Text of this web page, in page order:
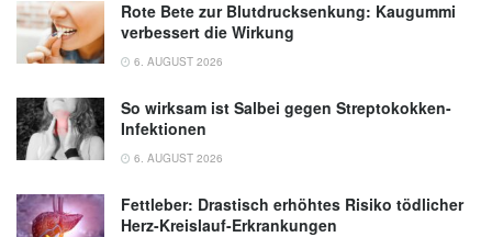
Rote Bete zur Blutdrucksenkung: Kaugummi
verbessert die Wirkung
6. AUGUST 2026
So wirksam ist Salbei gegen Streptokokken-
Infektionen
6. AUGUST 2026
Fettleber: Drastisch erhöhtes Risiko tödlicher
Herz-Kreislauf-Erkrankungen